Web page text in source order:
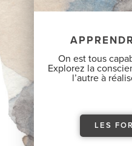
On est tous
Explorez la
l’autre à
LES